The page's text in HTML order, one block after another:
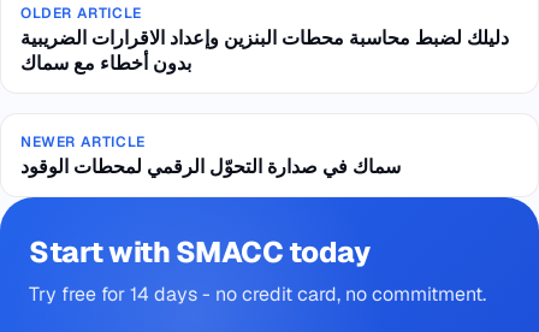
OLDER ARTICLE
دليلك لضبط محاسبة محطات البنزين وإعداد الاقرارات الضريبية
بدون أخطاء مع سماك
NEWER ARTICLE
سماك في صدارة التحوّل الرقمي لمحطات الوقود
Start with SMACC today
Try free for 14 days - no credit card, no commitment.